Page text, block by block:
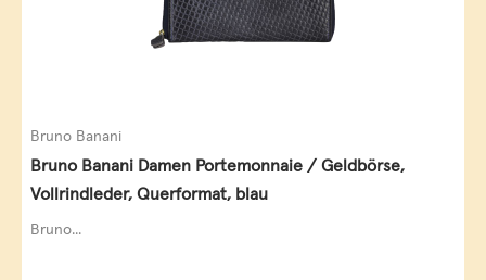
Bruno Banani
Bruno Banani Damen Portemonnaie / Geldbörse,
Vollrindleder, Querformat, blau
Bruno...